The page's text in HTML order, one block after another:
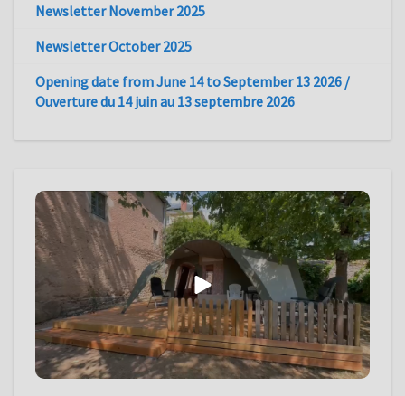
Newsletter November 2025
Newsletter October 2025
Opening date from June 14 to September 13 2026 /
Ouverture du 14 juin au 13 septembre 2026